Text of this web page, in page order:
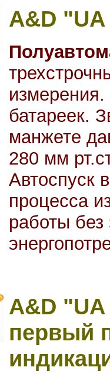
A&D
батареек.
манжете
280 мм
Автоспуск
процесса
работы без
A&D
первый